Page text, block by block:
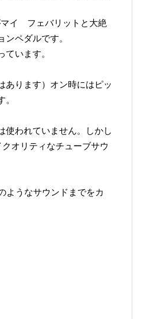
マイ フェバリットと大絶
ペダルです。
います。
あります）オン時にはピッ
使われていません。しかし
オリティなチューブサウ
ようなサウンドまでをカ